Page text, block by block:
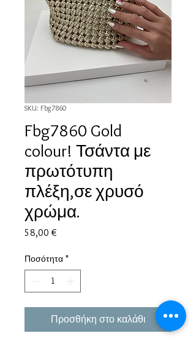
SKU: Fbg7860
Fbg7860 Gold
colour! Τσάντα με
πρωτότυπη
πλέξη,σε χρυσό
χρώμα.
58,00 €
Ποσότητα *
Προσθήκη στο καλάθι